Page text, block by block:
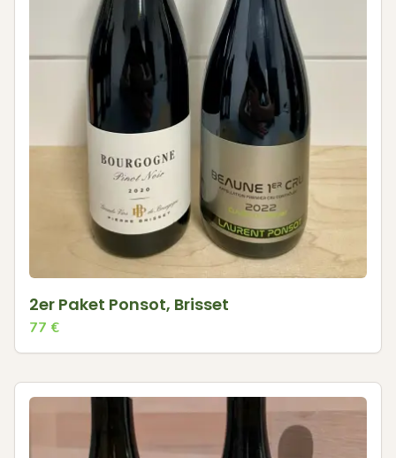
2er Paket Ponsot, Brisset
77 €